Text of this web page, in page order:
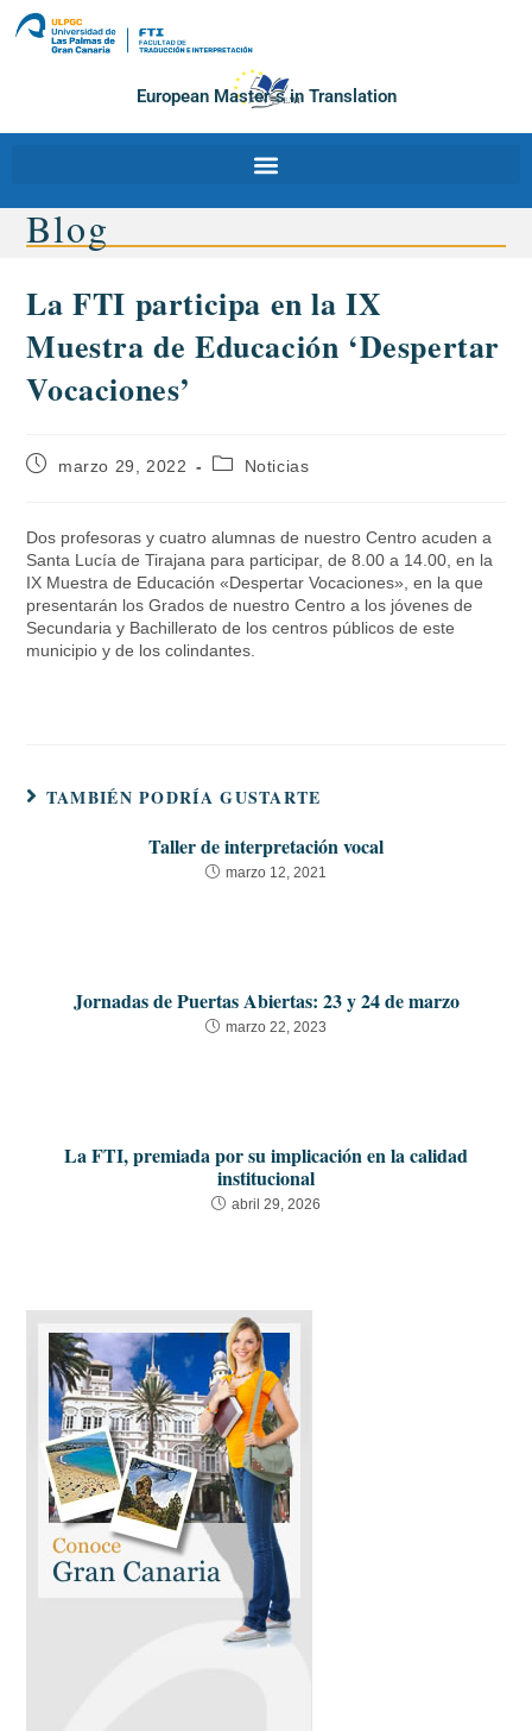
European Master´s in Translation
Blog
La FTI participa en la IX
Muestra de Educación ‘Despertar
Vocaciones’
marzo 29, 2022 Noticias
Dos profesoras y cuatro alumnas de nuestro Centro acuden a
Santa Lucía de Tirajana para participar, de 8.00 a 14.00, en la
IX Muestra de Educación «Despertar Vocaciones», en la que
presentarán los Grados de nuestro Centro a los jóvenes de
Secundaria y Bachillerato de los centros públicos de este
municipio y de los colindantes.
TAMBIÉN PODRÍA GUSTARTE
Taller de interpretación vocal
marzo 12, 2021
Jornadas de Puertas Abiertas: 23 y 24 de marzo
marzo 22, 2023
La FTI, premiada por su implicación en la calidad
institucional
abril 29, 2026